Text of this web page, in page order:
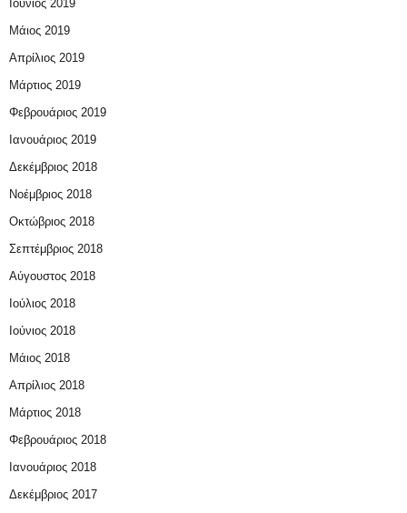
Ιούνιος 2019
Μάιος 2019
Απρίλιος 2019
Μάρτιος 2019
Φεβρουάριος 2019
Ιανουάριος 2019
Δεκέμβριος 2018
Νοέμβριος 2018
Οκτώβριος 2018
Σεπτέμβριος 2018
Αύγουστος 2018
Ιούλιος 2018
Ιούνιος 2018
Μάιος 2018
Απρίλιος 2018
Μάρτιος 2018
Φεβρουάριος 2018
Ιανουάριος 2018
Δεκέμβριος 2017